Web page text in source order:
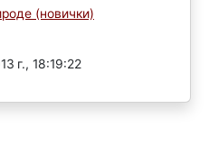
(новички)
г., 18:19:22